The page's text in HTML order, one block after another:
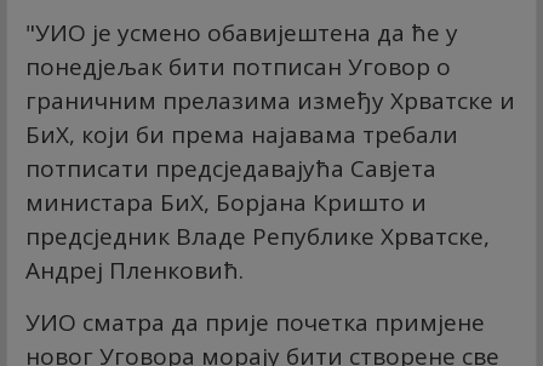
"УИО је усмено обавијештена да ће у
понедјељак бити потписан Уговор о
граничним прелазима између Хрватске и
БиХ, који би према најавама требали
потписати предсједавајућа Савјета
министара БиХ, Борјана Кришто и
предсједник Владе Републике Хрватске,
Андреј Пленковић.
УИО сматра да прије почетка примјене
новог Уговора морају бити створене све